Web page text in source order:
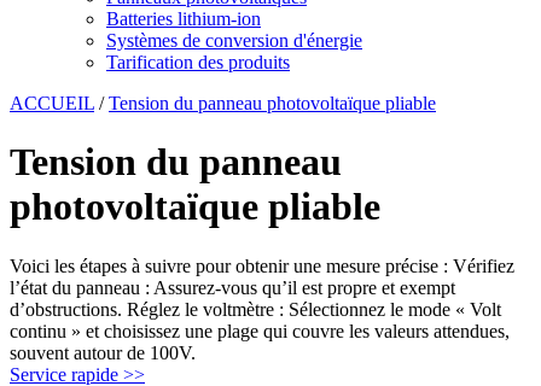
Batteries lithium-ion
Systèmes de conversion d'énergie
Tarification des produits
ACCUEIL /Tension du panneau photovoltaïque pliable
Tension du panneau
photovoltaïque pliable
Voici les étapes à suivre pour obtenir une mesure précise : Vérifiez
l’état du panneau : Assurez-vous qu’il est propre et exempt
d’obstructions. Réglez le voltmètre : Sélectionnez le mode « Volt
continu » et choisissez une plage qui couvre les valeurs attendues,
souvent autour de 100V.
Service rapide >>